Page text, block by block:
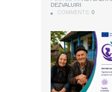
DEZVALUIRI
COMMENTS: 0
DEZVALUIRI
COMMENTS: 0
DEZVALUIRI
COMMENTS: 0
Alexandru Păun,